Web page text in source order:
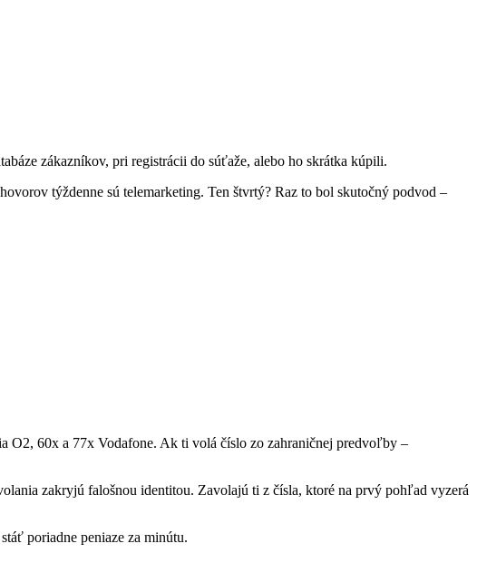
zákazníkov, pri registrácii do súťaže, alebo ho skrátka kúpili.
týždenne sú telemarketing. Ten štvrtý? Raz to bol skutočný podvod –
O2, 60x a 77x Vodafone. Ak ti volá číslo zo zahraničnej predvoľby –
zakryjú falošnou identitou. Zavolajú ti z čísla, ktoré na prvý pohľad vyzerá
poriadne peniaze za minútu.